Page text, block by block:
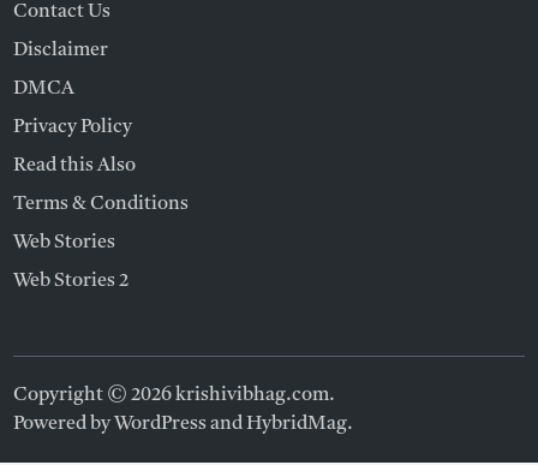
Contact Us
Disclaimer
DMCA
Privacy Policy
Read this Also
Terms & Conditions
Web Stories
Web Stories 2
Copyright © 2026krishivibhag.com.
Powered byWordPress andHybridMag.